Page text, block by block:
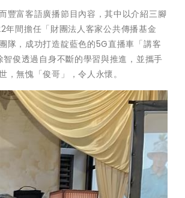
豐富客語廣播節目內容，其中以介紹三腳
間擔任「財團法人客家公共傳播基金
隊，成功打造靛藍色的5G直播車「講客
俊透過自身不斷的學習與推進，並攜手
無愧「俊哥」，令人永懷。